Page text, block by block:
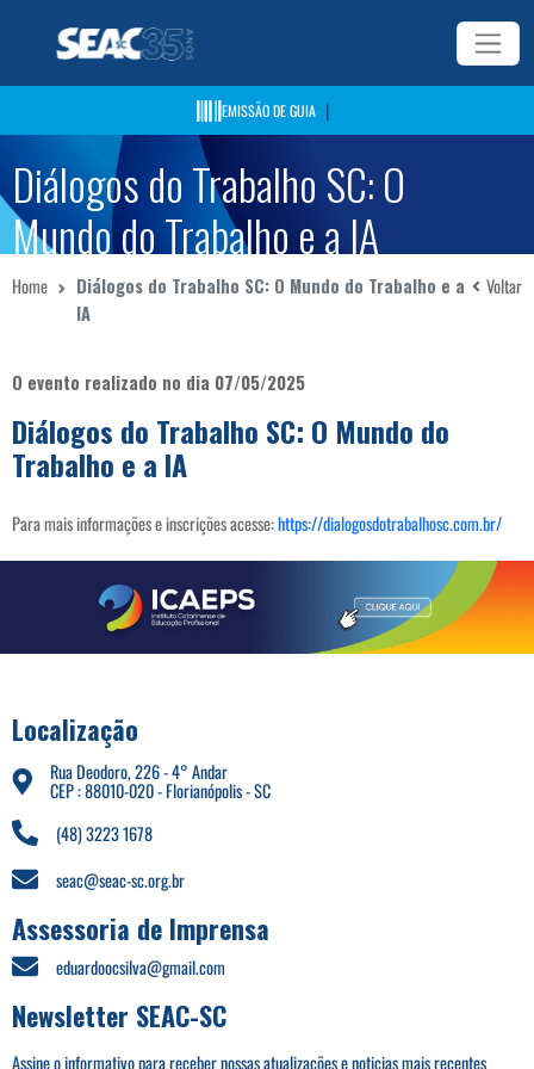
EMISSÃO DE GUIA |
Diálogos do Trabalho SC: O
Mundo do Trabalho e a IA
Home
Diálogos do Trabalho SC: O Mundo do Trabalho e a
IA
Voltar
O evento realizado no dia 07/05/2025
Diálogos do Trabalho SC: O Mundo do
Trabalho e a IA
Para mais informações e inscrições acesse:https://dialogosdotrabalhosc.com.br/
Localização
Rua Deodoro, 226 - 4° Andar
CEP : 88010-020 - Florianópolis - SC
(48) 3223 1678
seac@seac-sc.org.br
Assessoria de Imprensa
eduardoocsilva@gmail.com
Newsletter SEAC-SC
Assine o informativo para receber nossas atualizações e noticias mais recentes